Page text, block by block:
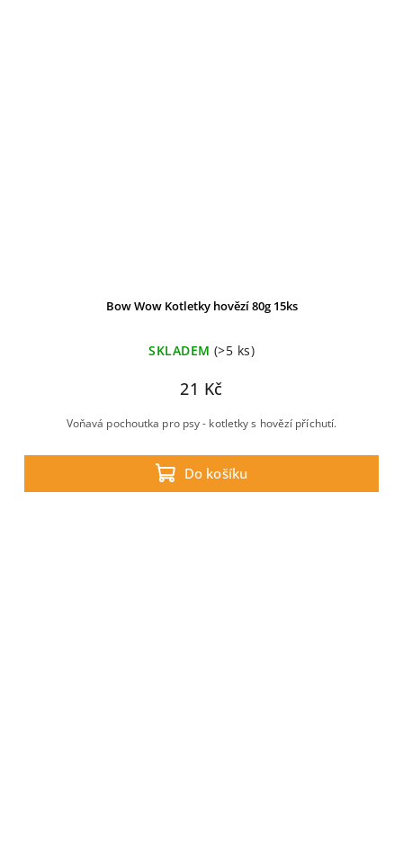
Bow Wow Kotletky hovězí 80g 15ks
SKLADEM (>5 ks)
21 Kč
Do košíku
Voňavá pochoutka pro psy - kotletky s hovězí příchutí.